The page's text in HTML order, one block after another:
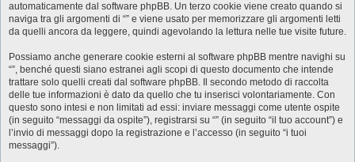
automaticamente dal software phpBB. Un terzo cookie viene creato quando si
naviga tra gli argomenti di “” e viene usato per memorizzare gli argomenti letti
da quelli ancora da leggere, quindi agevolando la lettura nelle tue visite future.
Possiamo anche generare cookie esterni al software phpBB mentre navighi su
“”, benché questi siano estranei agli scopi di questo documento che intende
trattare solo quelli creati dal software phpBB. Il secondo metodo di raccolta
delle tue informazioni è dato da quello che tu inserisci volontariamente. Con
questo sono intesi e non limitati ad essi: inviare messaggi come utente ospite
(in seguito “messaggi da ospite”), registrarsi su “” (in seguito “il tuo account”) e
l’invio di messaggi dopo la registrazione e l’accesso (in seguito “i tuoi
messaggi”).